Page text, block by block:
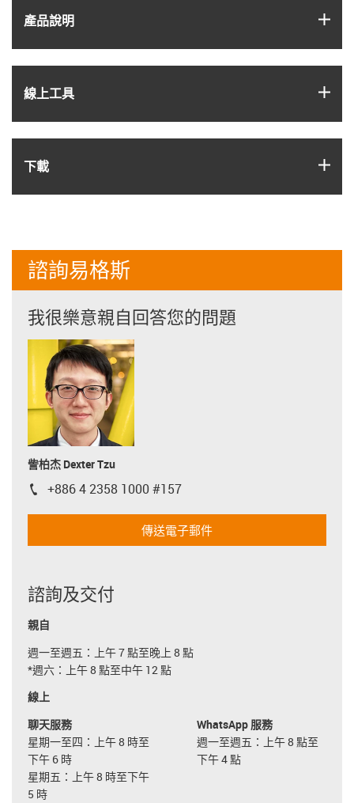
產品說明
線上工具
下載
諮詢易格斯
我很樂意親自回答您的問題
訾柏杰 Dexter Tzu
igus-icon-phone
+886 4 2358 1000 #157
傳送電子郵件
諮詢及交付
親自
週一至週五：上午 7 點至晚上 8 點
*週六：上午 8 點至中午 12 點
線上
聊天服務
星期一至四：上午 8 時至
下午 6 時
星期五：上午 8 時至下午
5 時
WhatsApp 服務
週一至週五：上午 8 點至
下午 4 點